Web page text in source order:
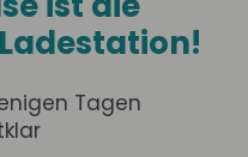
Tagen